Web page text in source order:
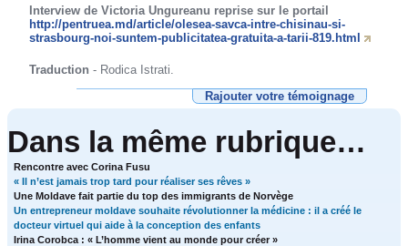
Interview de Victoria Ungureanu reprise sur le portail
http://pentruea.md/article/olesea-savca-intre-chisinau-si-
strasbourg-noi-suntem-publicitatea-gratuita-a-tarii-819.html
Traduction - Rodica Istrati.
Rajouter votre témoignage
Dans la même rubrique…
Rencontre avec Corina Fusu
« Il n’est jamais trop tard pour réaliser ses rêves »
Une Moldave fait partie du top des immigrants de Norvège
Un entrepreneur moldave souhaite révolutionner la médicine : il a créé le
docteur virtuel qui aide à la conception des enfants
Irina Corobca : « L’homme vient au monde pour créer »